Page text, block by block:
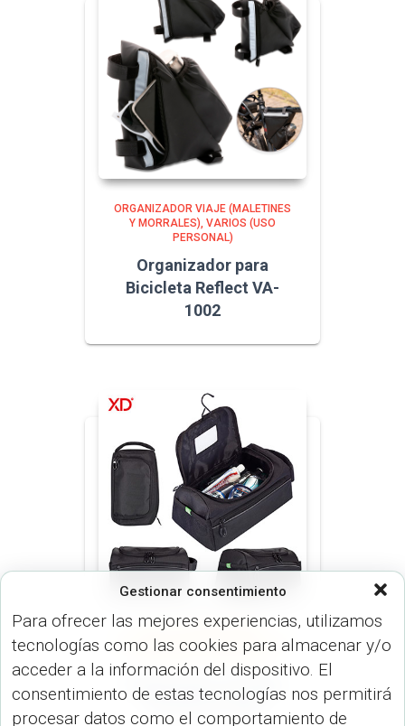
Gestionar consentimiento
Para ofrecer las mejores experiencias, utilizamos
tecnologías como las cookies para almacenar y/o
acceder a la información del dispositivo. El
consentimiento de estas tecnologías nos permitirá
procesar datos como el comportamiento de
ORGANIZADOR VIAJE (MALETINES
Y MORRALES) VARIOS (USO
PERSONAL)
Organizador para
Bicicleta Reflect VA-
1002
ESTUCHES (MALETINES Y
MORRALES) ORGANIZADOR VIAJE
(MALETINES Y MORRALES)
Organizador de Viaje
Florida VA-508